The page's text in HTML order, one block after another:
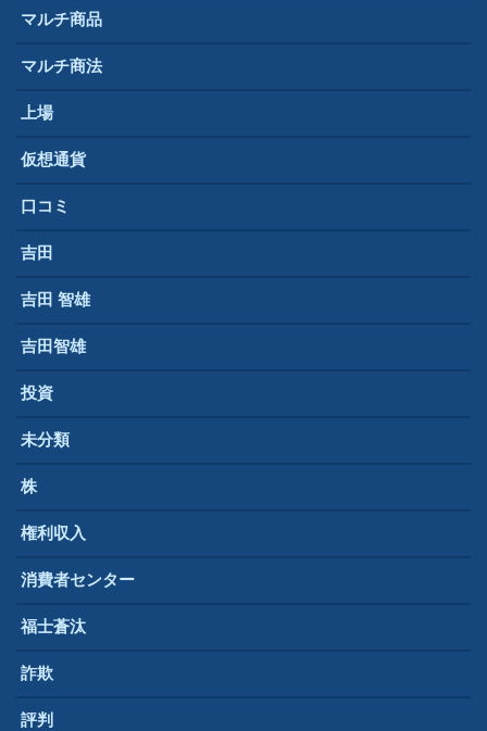
マルチ商品
マルチ商法
上場
仮想通貨
口コミ
吉田
吉田 智雄
吉田智雄
投資
未分類
株
権利収入
消費者センター
福士蒼汰
詐欺
評判